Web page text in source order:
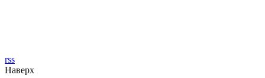
rss
Наверх